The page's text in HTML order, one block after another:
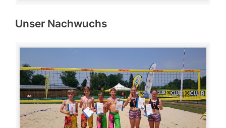
Unser Nachwuchs